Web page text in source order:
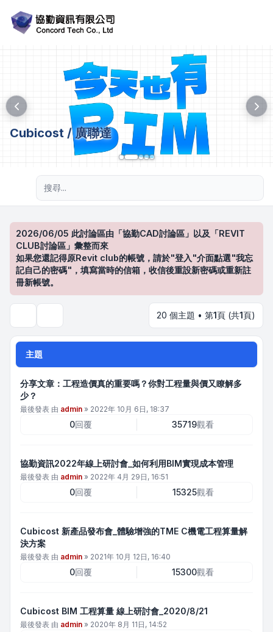
Cubicost / 廣聯達
2026/06/05 此討論區由「協勤CAD討論區」以及「REVIT
CLUB討論區」彙整而來
如果您還記得原Revit club的帳號，請於"登入"介面點選"我忘
記自己的密碼"，填寫當時的信箱，收信後重設新密碼或重新註
冊新帳號。
20 個主題 • 第1頁 (共1頁)
主題
分享文章：工程造價真的重要嗎？你對工程量與價又瞭解多
少？
最後發表 由 admin » 2022年 10月 6日, 18:37
0回覆 35719觀看
協勤資訊2022年線上研討會_如何利用BIM實現成本管理
最後發表 由 admin » 2022年 4月 29日, 16:51
0回覆 15325觀看
Cubicost 新產品發布會_體驗增強的TME C機電工程算量解
決方案
最後發表 由 admin » 2021年 10月 12日, 16:40
0回覆 15300觀看
Cubicost BIM 工程算量 線上研討會_2020/8/21
最後發表 由 admin » 2020年 8月 11日, 14:52